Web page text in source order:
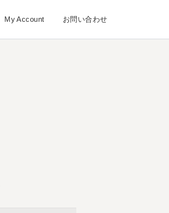
My Account お問い合わせ